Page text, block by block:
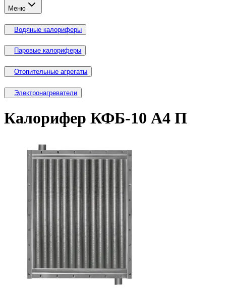
Меню
Водяные калориферы
Паровые калориферы
Отопительные агрегаты
Электронагреватели
Калорифер КФБ-10 А4 П